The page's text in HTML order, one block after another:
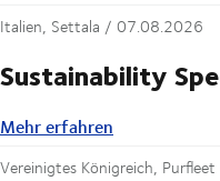
Italien, Settala / 07.08.2026
Sustainability
Mehr erfahren
Mehr erfahren
Vereinigtes Königreich,